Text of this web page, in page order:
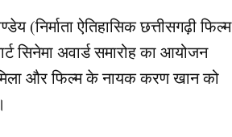
(निर्माता ऐतिहासिक छत्तीसगढ़ी फिल्म
सिनेमा अवार्ड समारोह का आयोजन
मिला और फिल्म के नायक करण खान को